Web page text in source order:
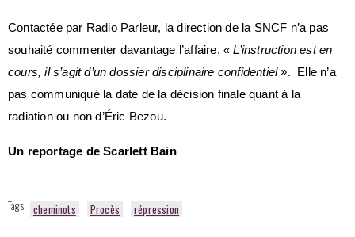
Contactée par Radio Parleur, la direction de la SNCF n’a pas
souhaité commenter davantage l’affaire. « L’instruction est en
cours, il s’agit d’un dossier disciplinaire confidentiel ». Elle n’a
pas communiqué la date de la décision finale quant à la
radiation ou non d’Éric Bezou.
Un reportage deScarlett Bain
Tags: cheminots Procès répression